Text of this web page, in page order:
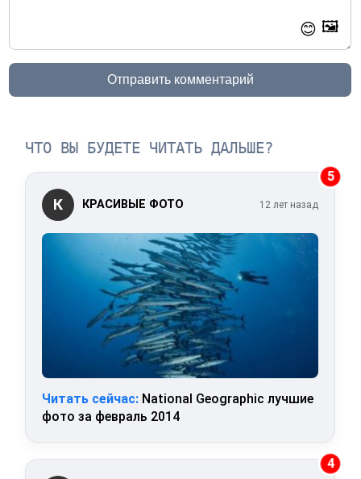
😊 🖼️
Отправить комментарий
ЧТО ВЫ БУДЕТЕ ЧИТАТЬ ДАЛЬШЕ?
5
К КРАСИВЫЕ ФОТО 12 лет назад
Читать сейчас: National Geographic лучшие
фото за февраль 2014
4